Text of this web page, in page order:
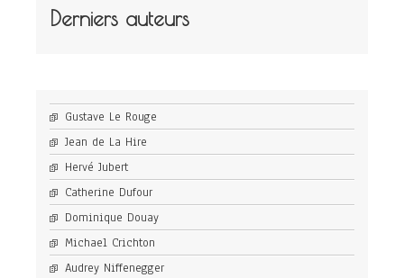
Derniers auteurs
Gustave Le Rouge
Jean de La Hire
Hervé Jubert
Catherine Dufour
Dominique Douay
Michael Crichton
Audrey Niffenegger